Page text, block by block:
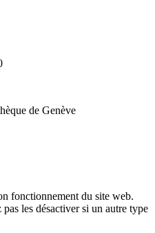
de Genève
fonctionnement du site web.
les désactiver si un autre type